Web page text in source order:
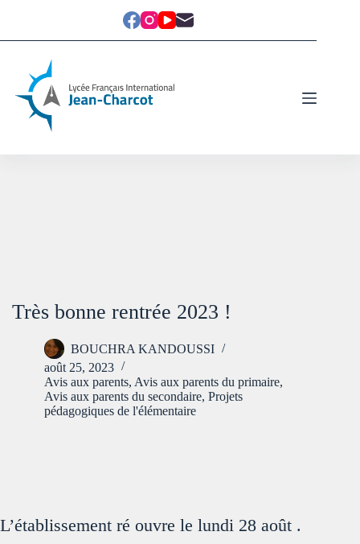
Très bonne rentrée 2023 !
BOUCHRA KANDOUSSI
août 25, 2023
Avis aux parents, Avis aux parents du primaire,
Avis aux parents du secondaire, Projets
pédagogiques de l'élémentaire
L’établissement ré ouvre le lundi 28 août .